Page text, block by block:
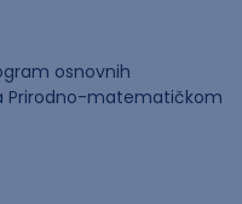
osnovnih
Prirodno-matematičkom